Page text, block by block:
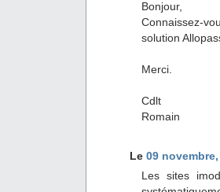
Bonjour,
Connaissez-
solution
Merci.
Cdlt
Romain
Le 09 novembre,
Les sites